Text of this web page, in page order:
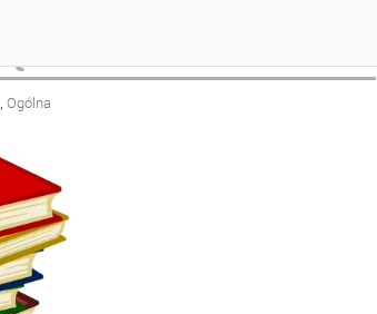
, Ogólna